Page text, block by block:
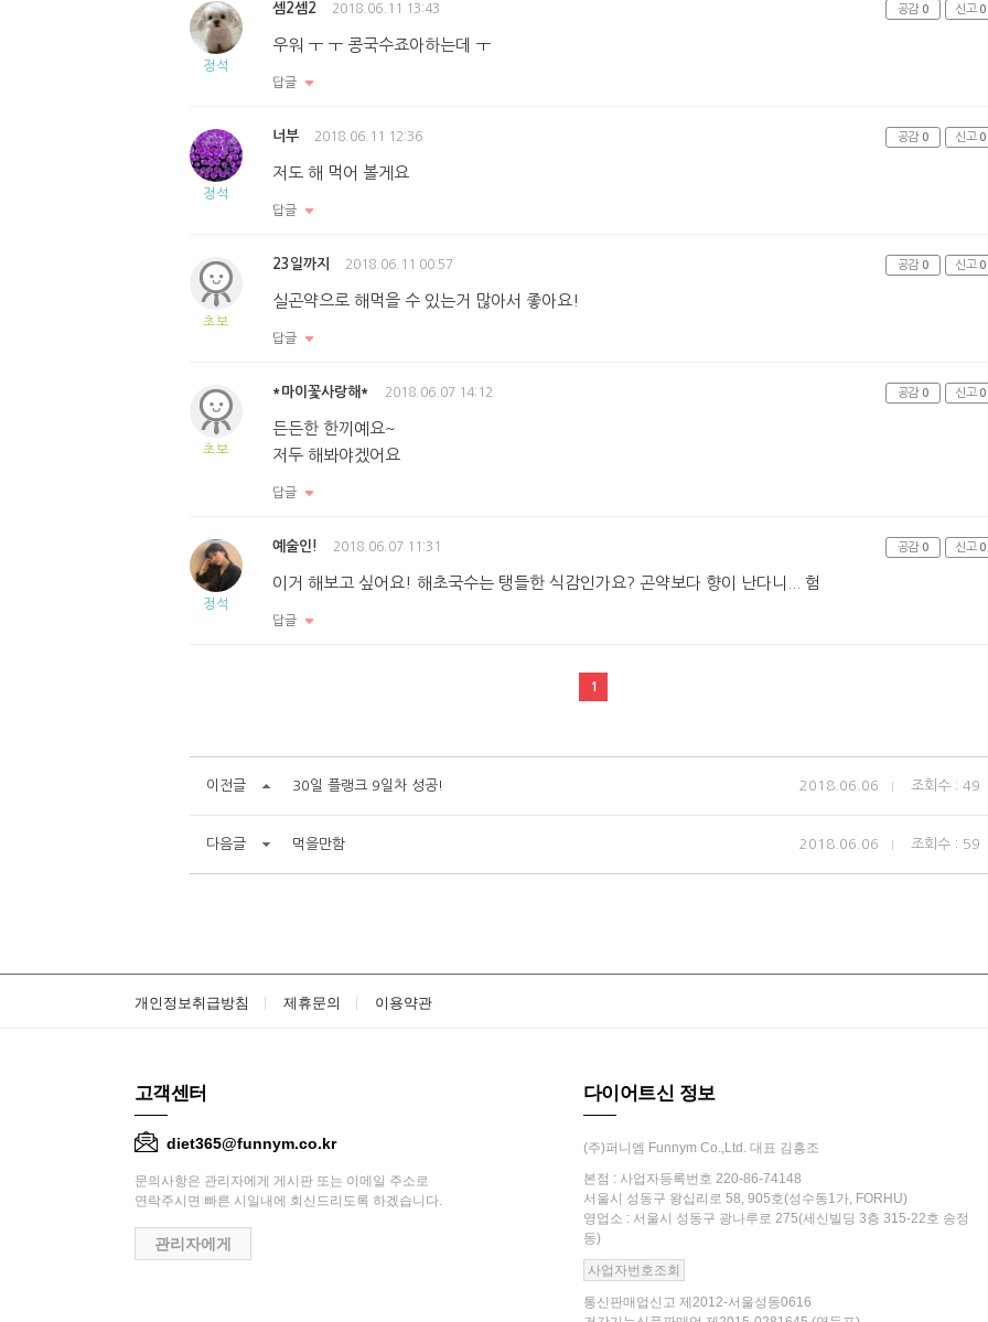
정석
셈2셈2 2018.06.11 13:43
우워 ㅜ ㅜ 콩국수죠아하는데 ㅜ
답글
공감 0 신고 0
정석
너부 2018.06.11 12:36
저도 해 먹어 볼게요
답글
공감 0 신고 0
초보
23일까지 2018.06.11 00:57
실곤약으로 해먹을 수 있는거 많아서 좋아요!
답글
공감 0 신고 0
초보
*마이꽃사랑해* 2018.06.07 14:12
든든한 한끼예요~
저두 해봐야겠어요
답글
공감 0 신고 0
정석
예술인! 2018.06.07 11:31
이거 해보고 싶어요! 해초국수는 탱들한 식감인가요? 곤약보다 향이 난다니... 험
답글
공감 0 신고 0
1
이전글 30일 플랭크 9일차 성공! 2018.06.06 조회수 : 49
다음글 먹을만함 2018.06.06 조회수 : 59
개인정보취급방침 제휴문의 이용약관
고객센터
diet365@funnym.co.kr
문의사항은 관리자에게 게시판 또는 이메일 주소로
연락주시면 빠른 시일내에 회신드리도록 하겠습니다.
관리자에게
다이어트신 정보
(주)퍼니엠 Funnym Co.,Ltd. 대표 김흥조
본점 : 사업자등록번호 220-86-74148
서울시 성동구 왕십리로 58, 905호(성수동1가, FORHU)
영업소 : 서울시 성동구 광나루로 275(세신빌딩 3층 315-22호 송정
동)
사업자번호조회
통신판매업신고 제2012-서울성동0616